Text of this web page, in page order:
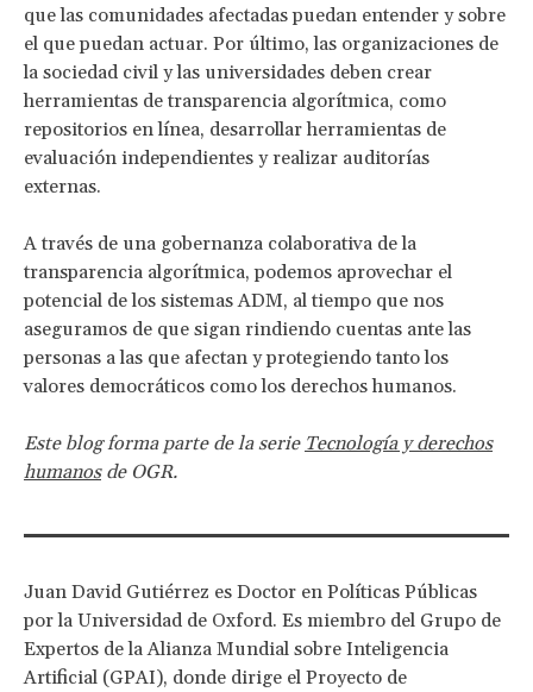
que las comunidades afectadas puedan entender y sobre
el que puedan actuar. Por último, las organizaciones de
la sociedad civil y las universidades deben crear
herramientas de transparencia algorítmica, como
repositorios en línea, desarrollar herramientas de
evaluación independientes y realizar auditorías
externas.
A través de una gobernanza colaborativa de la
transparencia algorítmica, podemos aprovechar el
potencial de los sistemas ADM, al tiempo que nos
aseguramos de que sigan rindiendo cuentas ante las
personas a las que afectan y protegiendo tanto los
valores democráticos como los derechos humanos.
Este blog forma parte de la serie Tecnología y derechos
humanosde OGR.
Juan David Gutiérrez es Doctor en Políticas Públicas
por la Universidad de Oxford. Es miembro del Grupo de
Expertos de la Alianza Mundial sobre Inteligencia
Artificial (GPAI), donde dirige el Proyecto de